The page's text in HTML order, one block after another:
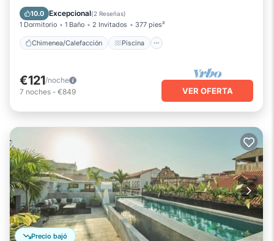
10.0 Excepcional(2 Reseñas)
1 Dormitorio 1 Baño 2 Invitados 377 pies²
Chimenea/Calefacción Piscina
Balcón/Terraza
€121/noche
7 noches - €849 VER OFERTA
Precio bajó